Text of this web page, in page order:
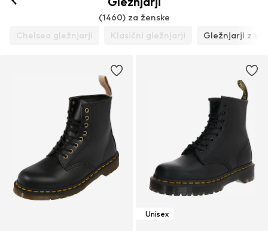
(1460) za ženske
Chelsea gležnjarji
Klasični gležnjarji Gležnjarji z
Unisex